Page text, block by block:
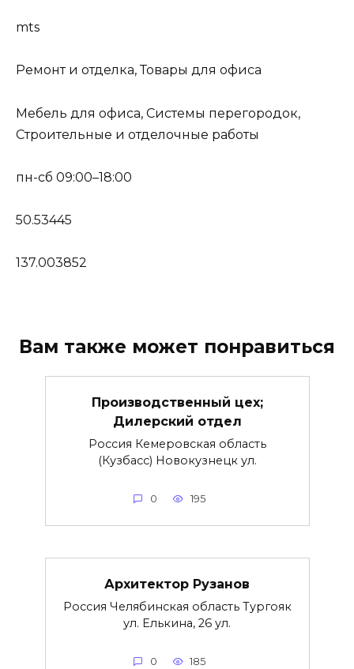
mts
Ремонт и отделка, Товары для офиса
Мебель для офиса, Системы перегородок,
Строительные и отделочные работы
пн-сб 09:00–18:00
50.53445
137.003852
Вам также может понравиться
Производственный цех;
Дилерский отдел
Россия Кемеровская область
(Кузбасс) Новокузнецк ул.
0 195
Архитектор Рузанов
Россия Челябинская область Тургояк
ул. Елькина, 26 ул.
0 185